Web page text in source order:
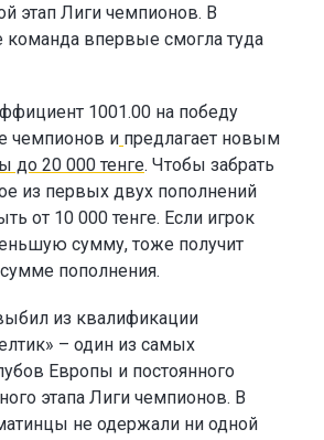
этап Лиги чемпионов. В
впервые смогла туда
1001.00 на победу
чемпионов и предлагает новым
до 20 000 тенге. Чтобы забрать
из первых двух пополнений
от 10 000 тенге. Если игрок
сумму, тоже получит
пополнения.
из квалификации
– один из самых
Европы и постоянного
этапа Лиги чемпионов. В
не одержали ни одной